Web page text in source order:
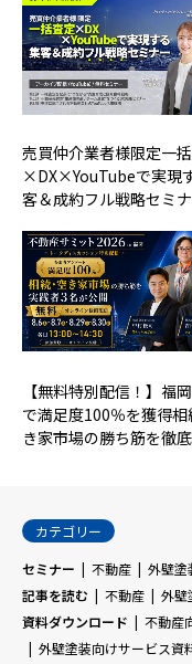
売買仲介業者様限定一
×DX×YouTubeで実現
客＆成約フル戦略セミ
【無料特別配信！】福
で満足度100％を獲得相
き家市場の勝ち筋を徹
カテゴリー
セミナー
不動産 外壁塗
記事を読む
不動産 外壁
資料ダウンロード
不動産
外壁塗装向けサービス資